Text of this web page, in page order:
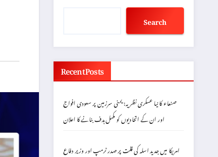
Search
Recent Posts
صنعاء کا نیا عسکری نظریہ: یمنی سرزمین پر سعودی افواج
اور ان کے اتحادیوں کو مکمل ہدف بنانے کا اعلان
امریکا میں جدید اسلہ کی قلت پر صدر ٹرمپ اور وزیر دفاع